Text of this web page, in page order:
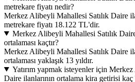
metrekare fiyatı nedir?
Merkez Alibeyli Mahallesi Satılık Daire
metrekare fiyatı 18.122 TL'dir.
Merkez Alibeyli Mahallesi Satılık
ortalaması kaçtır?
Merkez Alibeyli Mahallesi Satılık Daire
ortalaması yaklaşık 13 yıldır.
Yatırım yapmak isteyenler için
Daire ilanlarının ortalama kira getirisi